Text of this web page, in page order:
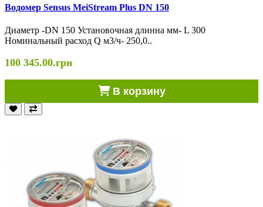
Водомер Sensus MeiStream Plus DN 150
Диаметр -DN 150 Установочная длинна мм- L 300
Номинальный расход Q м3/ч- 250,0..
100 345.00.грн
В корзину